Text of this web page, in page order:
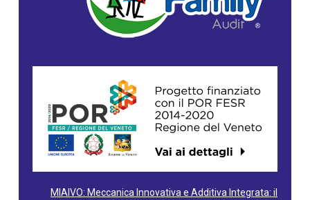
MIAIVO: Meccanica Innovativa e Additiva Integrata: il